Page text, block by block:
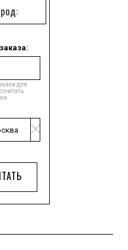
для